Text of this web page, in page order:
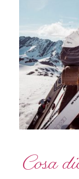
Cosa